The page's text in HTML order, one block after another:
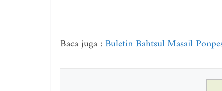
Baca juga : Buletin Bahtsul Masail